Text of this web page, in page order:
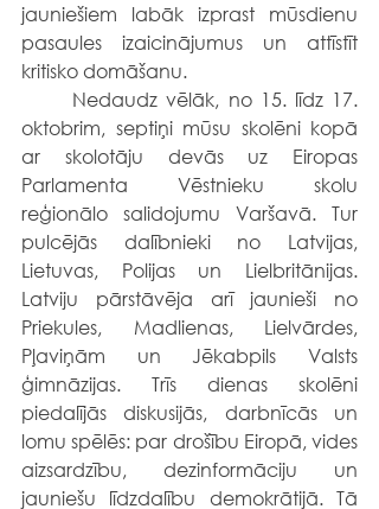
jauniešiem labāk izprast mūsdienu
pasaules izaicinājumus un attīstīt
kritisko domāšanu.
oktobrim, septiņi mūsu skolēni kopā
ar skolotāju devās uz Eiropas
Parlamenta Vēstnieku skolu
reģionālo salidojumu Varšavā. Tur
pulcējās dalībnieki no Latvijas,
Lietuvas, Polijas un Lielbritānijas.
Latviju pārstāvēja arī jaunieši no
Priekules, Madlienas, Lielvārdes,
Pļaviņām un Jēkabpils Valsts
ģimnāzijas. Trīs dienas skolēni
piedalījās diskusijās, darbnīcās un
lomu spēlēs: par drošību Eiropā, vides
aizsardzību, dezinformāciju un
jauniešu līdzdalību demokrātijā. Tā